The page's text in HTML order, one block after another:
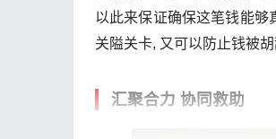
以此来保证确保这笔钱能够
关隘关卡, 又可以防止钱被胡
汇聚合力 协同救助